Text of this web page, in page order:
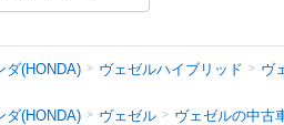
ダ(HONDA) ヴェゼルハイブリッド ヴ
ダ(HONDA) ヴェゼル ヴェゼルの中古